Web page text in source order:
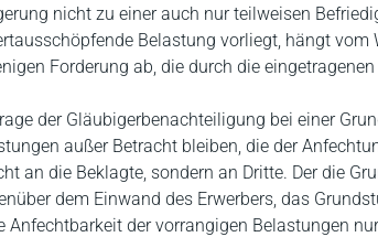
nicht zu einer auch nur teilweisen
Belastung vorliegt, hängt vom
Forderung ab, die durch die
der Gläubigerbenachteiligung bei einer
außer Betracht bleiben, die der
an die Beklagte, sondern an Dritte. Der die
dem Einwand des Erwerbers, das
Anfechtbarkeit der vorrangigen Belastungen